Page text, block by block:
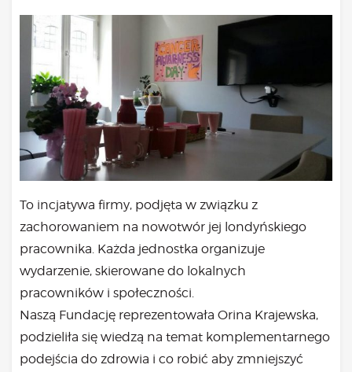
To incjatywa firmy, podjęta w związku z
zachorowaniem na nowotwór jej londyńskiego
pracownika. Każda jednostka organizuje
wydarzenie, skierowane do lokalnych
pracowników i społeczności.
Naszą Fundację reprezentowała Orina Krajewska,
podzieliła się wiedzą na temat komplementarnego
podejścia do zdrowia i co robić aby zmniejszyć
Cykle edukacyjne (warsztaty i LIVE’y)
Infolinia
Sensowne ścieżki zdrowia
Zmieniamy niezdrowe na zdrowe
Cykl edukacyjny Powiat Piaseczeński
Onkoasystent
Storytel
Bądź na bieżąco
Będzie
Było
Porady
Duch
Psychika
Uśmiechnij się!